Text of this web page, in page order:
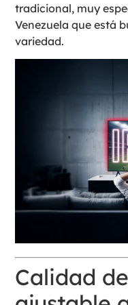
tradicional, muy
Venezuela que está
variedad.
Calidad